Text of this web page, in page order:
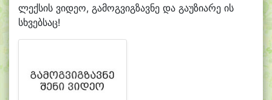
ლექსის ვიდეო, გამოგვიგზავნე და გაუზიარე ის
სხვებსაც!